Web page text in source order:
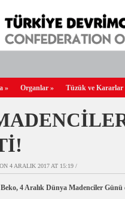
» Organlar » Tüzük ve Kararlar
4 ARALIK 2017 AT 15:19 /
4 Aralık Dünya Madenciler Günü